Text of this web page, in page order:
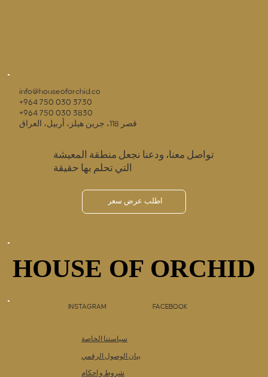
info@houseoforchid.co
+964 750 030 3730
+964 750 030 3830
قصر 118، جرين هيلز، أربيل، العراق
تواصل معنا، ودعنا نجعل منطقة المعيشة
التي تحلم بها حقيقة
اطلب عرض سعر
HOUSE OF ORCHID
HOUSE OF ORCHID
INSTAGRAM FACEBOOK
سياستنا الخاصة
شروط و احكام
بيان الوصول الرقمي